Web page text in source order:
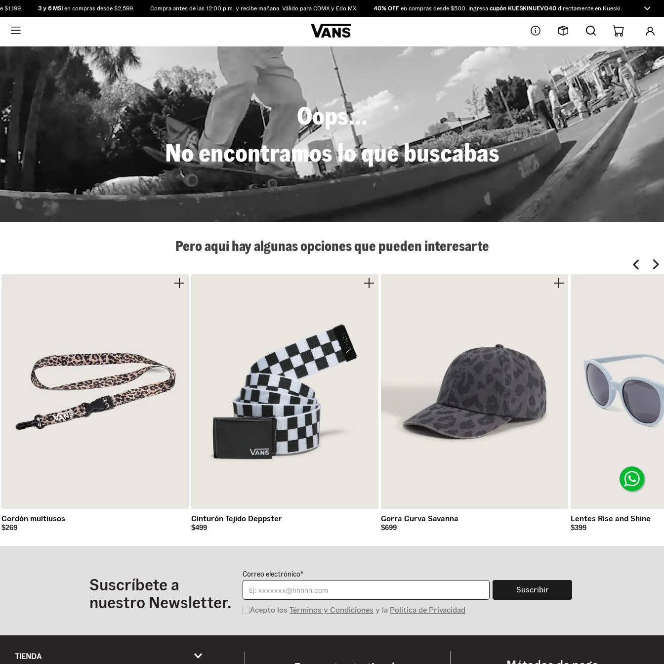
3 y 6 MSIen compras desde $2,599. Compra antes de las 12:00 p.m. y recibe mañana. Válido para CDMX y Edo MX. 40% OFFen compras desde $500. Ingresacupón KUESKINUEVO40directamente en Kueski. 10% OFF
Oops...
No encontramos lo que buscabas
Pero aquí hay algunas opciones que pueden interesarte
Cordón multiusos
$269
Cinturón Tejido Deppster
$499
Gorra Curva Savanna
$699
Lentes Rise and Shine
$399
Suscríbete a
nuestro Newsletter.
Correo electrónico*
Suscribir
Acepto los Términos y Condiciones y la Política de Privacidad
TIENDA